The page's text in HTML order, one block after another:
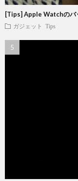
[Tips] Apple Watchのバ
ガジェット Tips